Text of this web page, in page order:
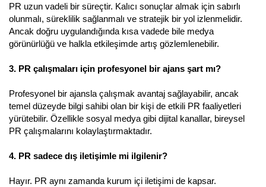
PR uzun vadeli bir süreçtir. Kalıcı sonuçlar almak için sabırlı
olunmalı, süreklilik sağlanmalı ve stratejik bir yol izlenmelidir.
Ancak doğru uygulandığında kısa vadede bile medya
görünürlüğü ve halkla etkileşimde artış gözlemlenebilir.
3. PR çalışmaları için profesyonel bir ajans şart mı?
Profesyonel bir ajansla çalışmak avantaj sağlayabilir, ancak
temel düzeyde bilgi sahibi olan bir kişi de etkili PR faaliyetleri
yürütebilir. Özellikle sosyal medya gibi dijital kanallar, bireysel
PR çalışmalarını kolaylaştırmaktadır.
4. PR sadece dış iletişimle mi ilgilenir?
Hayır. PR aynı zamanda kurum içi iletişimi de kapsar.